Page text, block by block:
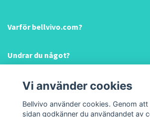
Varför bellvivo.com?
Undrar du något?
Information & hjälp!
Sociala medier
Vi använder cookies
Bellvivo använder cookies. Genom
sidan godkänner du användandet av